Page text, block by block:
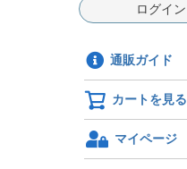
ログイン
通販ガイド
カートを見る
マイページ